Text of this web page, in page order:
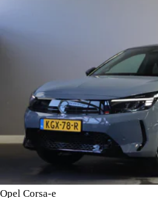
Opel Corsa-e